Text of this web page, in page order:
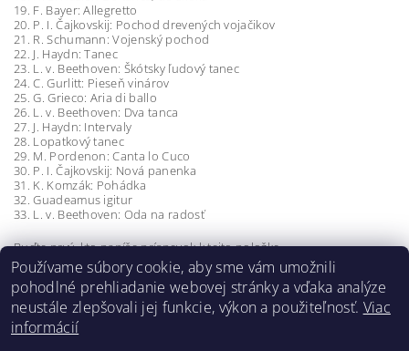
19. F. Bayer: Allegretto
20. P. I. Čajkovskij: Pochod drevených vojačikov
21. R. Schumann: Vojenský pochod
22. J. Haydn: Tanec
23. L. v. Beethoven: Škótsky ľudový tanec
24. C. Gurlitt: Pieseň vinárov
25. G. Grieco: Aria di ballo
26. L. v. Beethoven: Dva tanca
27. J. Haydn: Intervaly
28. Lopatkový tanec
29. M. Pordenon: Canta lo Cuco
30. P. I. Čajkovskij: Nová panenka
31. K. Komzák: Pohádka
32. Guadeamus igitur
33. L. v. Beethoven: Oda na radosť
Buďte prvý, kto napíše príspevok k tejto položke.
Pridať komentár
Používame súbory cookie, aby sme vám umožnili
pohodlné prehliadanie webovej stránky a vďaka analýze
neustále zlepšovali jej funkcie, výkon a použiteľnosť. Viac
informácií